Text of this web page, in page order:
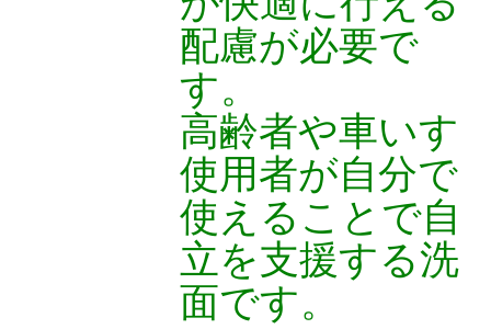
配慮が必要で
す。
高齢者や車いす
使用者が自分で
使えることで自
立を支援する洗
面です。